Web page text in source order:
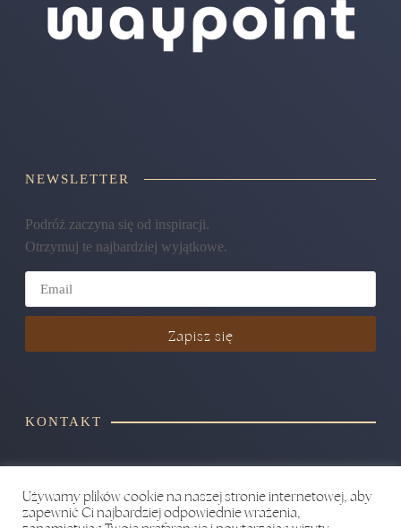
NEWSLETTER
Podróż zaczyna się od inspiracji.
Otrzymuj te najbardziej wyjątkowe.
Zapisz się
KONTAKT
hello@yourwaypoint.pl
Używamy plików cookie na naszej stronie internetowej, aby
zapewnić Ci najbardziej odpowiednie wrażenia,